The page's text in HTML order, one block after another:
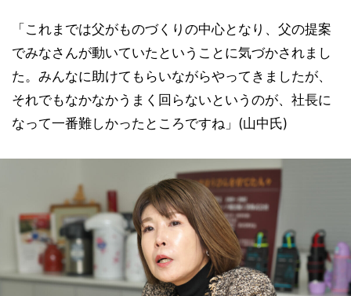
「これまでは父がものづくりの中心となり、父の提案
でみなさんが動いていたということに気づかされまし
た。みんなに助けてもらいながらやってきましたが、
それでもなかなかうまく回らないというのが、社長に
なって一番難しかったところですね」(山中氏)